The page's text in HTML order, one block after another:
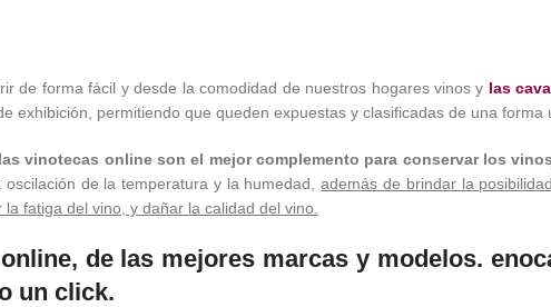
de forma fácil y desde la comodidad de nuestros hogares vinos y las
exhibición, permitiendo que queden expuestas y clasificadas de una forma
las vinotecas online son el mejor complemento para conservar los
de la temperatura y la humedad,además de brindar la
fatiga del vino, y dañar la calidad del vino.
de las mejores marcas y modelos.
un click.